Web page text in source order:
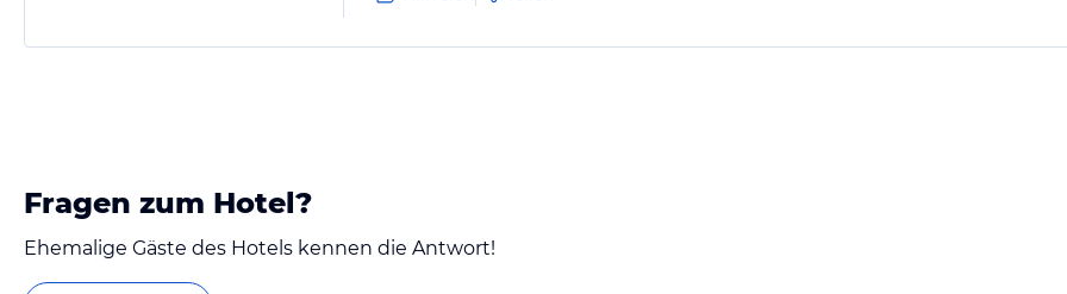
Fragen zum Hotel?
Ehemalige Gäste des Hotels kennen die Antwort!